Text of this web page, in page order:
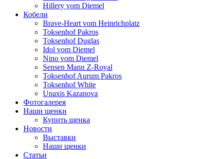
Hillery vom Diemel
Кобели
Brave-Heart vom Heinrichplatz
Toksenhof Pakros
Toksenhof Duglas
Idol vom Diemel
Nino vom Diemel
Sensen Mann Z-Royal
Toksenhof Aurum Pakros
Toksenhof White
Unaxis Kazanova
Фотогалерея
Наши щенки
Купить щенка
Новости
Выставки
Наши щенки
Статьи